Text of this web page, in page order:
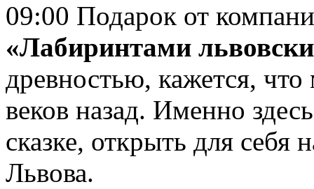
09:00 Подарок от
«Лабиринтами
древностью, кажется,
веков назад. Именно
сказке, открыть для себя
Львова.